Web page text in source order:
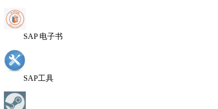
SAP 电子书
SAP工具